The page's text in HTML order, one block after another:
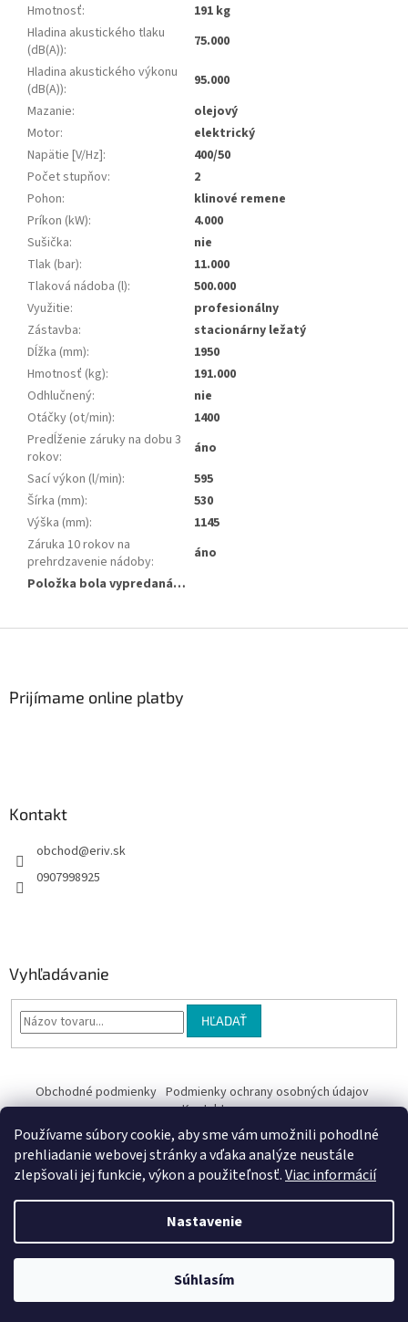
Používame súbory cookie, aby sme vám umožnili pohodlné
prehliadanie webovej stránky a vďaka analýze neustále
zlepšovali jej funkcie, výkon a použiteľnosť.Viac informácií
Nastavenie
Súhlasím
Hmotnosť:
191 kg
Hladina akustického tlaku
(dB(A)):
75.000
Hladina akustického výkonu
(dB(A)):
95.000
Mazanie:
olejový
Motor:
elektrický
Napätie [V/Hz]:
400/50
Počet stupňov:
2
Pohon:
klinové remene
Príkon (kW):
4.000
Sušička:
nie
Tlak (bar):
11.000
Tlaková nádoba (l):
500.000
Využitie:
profesionálny
Zástavba:
stacionárny ležatý
Dĺžka (mm):
1950
Hmotnosť (kg):
191.000
Odhlučnený:
nie
Otáčky (ot/min):
1400
Predĺženie záruky na dobu 3
rokov:
áno
Sací výkon (l/min):
595
Šírka (mm):
530
Výška (mm):
1145
Záruka 10 rokov na
prehrdzavenie nádoby:
áno
Položka bola vypredaná…
Prijímame online platby
Kontakt
obchod@eriv.sk
0907998925
Vyhľadávanie
HĽADAŤ
Obchodné podmienky Podmienky ochrany osobných údajov
Kontakty
Obchodné podmienky
Vytvoril Shoptet
EriV. Všetky práva vyhradené.